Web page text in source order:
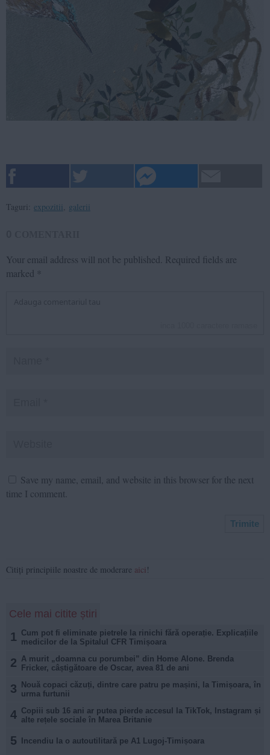
Taguri: expozitii galerii
Your email address will not be published. Required fields are
marked *
Save my name, email, and website in this browser for the next
time I comment.
Citiți principiile noastre de moderare aici !
Cele mai citite știri
1 Cum pot fi eliminate pietrele la rinichi fără operație. Explicațiile
medicilor de la Spitalul CFR Timișoara
2 A murit „doamna cu porumbei” din Home Alone. Brenda
Fricker, câștigătoare de Oscar, avea 81 de ani
3 Nouă copaci căzuți, dintre care patru pe mașini, la Timișoara, în
urma furtunii
4 Copiii sub 16 ani ar putea pierde accesul la TikTok, Instagram și
alte rețele sociale în Marea Britanie
5 Incendiu la o autoutilitară pe A1 Lugoj-Timișoara